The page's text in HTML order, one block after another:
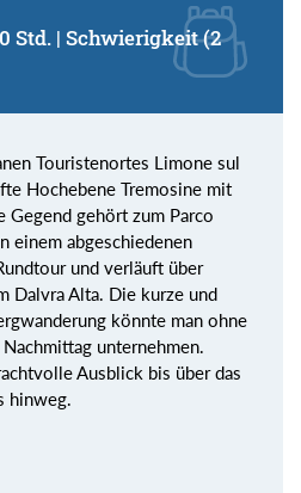
Std. | Schwierigkeit (2
Touristenortes Limone sul
Hochebene Tremosine mit
gehört zum Parco
einem abgeschiedenen
und verläuft über
Dalvra Alta. Die kurze und
könnte man ohne
unternehmen.
Ausblick bis über das
hinweg.